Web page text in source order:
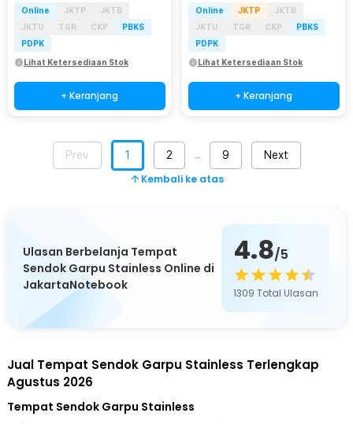
Online JKTP
JKTB
JKTU
TGR CKP
PBKS
PDPK
Lihat Ketersediaan Stok
+ Keranjang
Online JKTP
JKTB
JKTU
TGR CKP
PBKS
PDPK
Lihat Ketersediaan Stok
+ Keranjang
Prev 1 2 9 Next
Kembali ke atas
Ulasan Berbelanja Tempat
Sendok Garpu Stainless Online di
JakartaNotebook
4.8/5
1309 Total Ulasan
Jual Tempat Sendok Garpu Stainless Terlengkap
Agustus 2026
Tempat Sendok Garpu Stainless